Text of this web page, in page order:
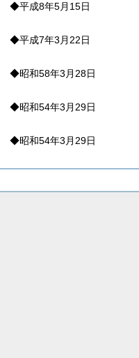
◆平成8年5月15日
◆平成7年3月22日
◆昭和58年3月28日
◆昭和54年3月29日
◆昭和54年3月29日